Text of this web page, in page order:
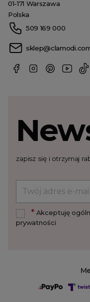
01-171 Warszawa
Polska
509 169 000
zapisz się i otrzymaj
*Akceptuję
prywatności